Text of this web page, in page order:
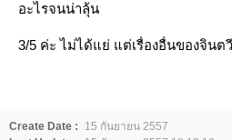
อะไรจนน่าลุ้น
3/5 ค่ะ ไม่ได้แย่ แต่เรื่องอื่นของจินต
Create Date :
15 กันยายน 2557